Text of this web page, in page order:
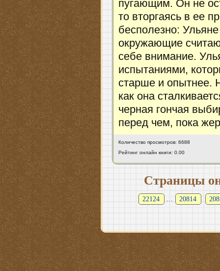
пугающим. Он не
то вторгаясь в ее
бесполезно:
окружающие
себе внимание.
испытаниями,
старше и опытнее.
как она
черная гончая
перед чем, пока
Количество просмотров: 6688
Рейтинг онлайн книги: 0.00
Страницы
22124 … 20814